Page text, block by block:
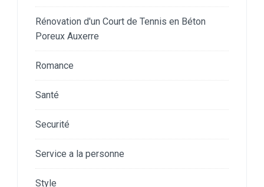
Rénovation d'un Court de Tennis en Béton
Poreux Auxerre
Romance
Santé
Securité
Service a la personne
Style